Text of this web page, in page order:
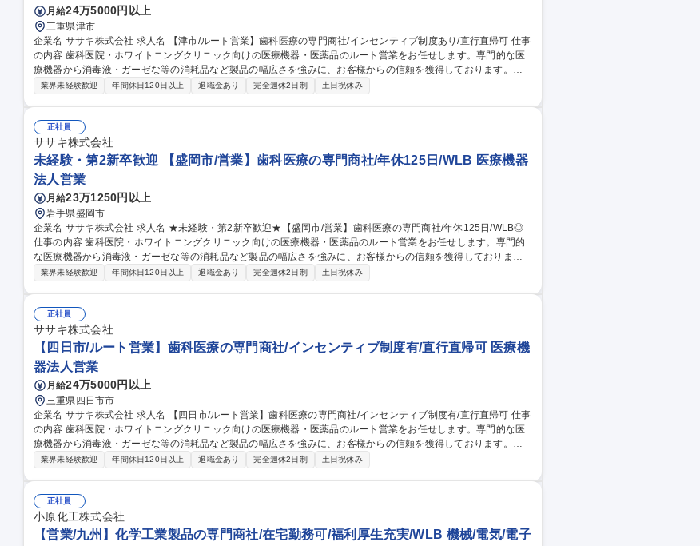
月給24万5000円以上
三重県津市
企業名 ササキ株式会社 求人名 【津市/ルート営業】歯科医療の専門商社/インセンティブ制度あり/直行直帰可 仕事
の内容 歯科医院・ホワイトニングクリニック向けの医療機器・医薬品のルート営業をお任せします。専門的な医
療機器から消毒液・ガーゼな等の消耗品など製品の幅広さを強みに、お客様からの信頼を獲得しております。
【担当エリア】三重県を中心とした東海エリア・直行直帰可で1人1台iPad支給があるので受発注作業も外出先で
理されており、初めて取り扱う商材でもスムーズに販売することが可能な仕組みです。 募集職種 【津市/ルート営
業】歯科医療の専門商社/インセンティブ制度あり/直行直帰可
業界未経験歓迎 年間休日120日以上 退職金あり 完全週休2日制 土日祝休み
正社員
ササキ株式会社
未経験・第2新卒歓迎 【盛岡市/営業】歯科医療の専門商社/年休125日/WLB 医療機器
法人営業
月給23万1250円以上
岩手県盛岡市
企業名 ササキ株式会社 求人名 ★未経験・第2新卒歓迎★【盛岡市/営業】歯科医療の専門商社/年休125日/WLB◎
仕事の内容 歯科医院・ホワイトニングクリニック向けの医療機器・医薬品のルート営業をお任せします。専門的
な医療機器から消毒液・ガーゼな等の消耗品など製品の幅広さを強みに、お客様からの信頼を獲得しております
★ 【担当エリア】岩手県を中心とした東北エリアを担当。直行直帰可で、1人1台iPad支給があるので受発注作業
案方法が整理されており、初めて取り扱う商材でもスムーズに販売することが可能な仕組みです。 募集職種 ★未
経験・第2新卒歓迎★【盛岡市/営業】歯科医療の専門商社/年休125日/WLB◎
業界未経験歓迎 年間休日120日以上 退職金あり 完全週休2日制 土日祝休み
正社員
ササキ株式会社
【四日市/ルート営業】歯科医療の専門商社/インセンティブ制度有/直行直帰可 医療機
器法人営業
月給24万5000円以上
三重県四日市市
企業名 ササキ株式会社 求人名 【四日市/ルート営業】歯科医療の専門商社/インセンティブ制度有/直行直帰可 仕事
の内容 歯科医院・ホワイトニングクリニック向けの医療機器・医薬品のルート営業をお任せします。専門的な医
療機器から消毒液・ガーゼな等の消耗品など製品の幅広さを強みに、お客様からの信頼を獲得しております。
【担当エリア】三重県を中心とした東海エリア・直行直帰可で1人1台iPad支給があるので受発注作業も外出先で
理されており、初めて取り扱う商材でもスムーズに販売することが可能な仕組みです。 募集職種 【四日市/ルート
営業】歯科医療の専門商社/インセンティブ制度有/直行直帰可
業界未経験歓迎 年間休日120日以上 退職金あり 完全週休2日制 土日祝休み
正社員
小原化工株式会社
【営業/九州】化学工業製品の専門商社/在宅勤務可/福利厚生充実/WLB 機械/電気/電子